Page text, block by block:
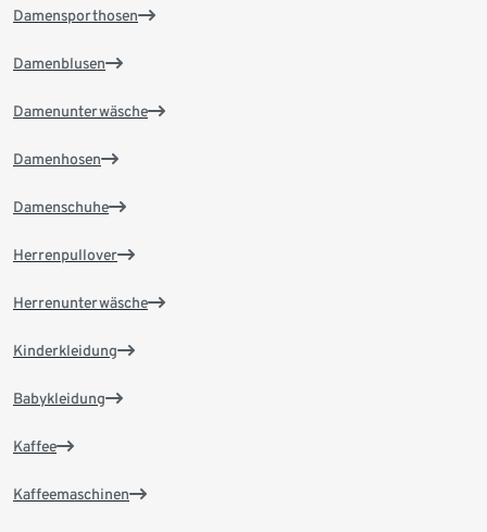
Damensporthosen
Damenblusen
Damenunterwäsche
Damenhosen
Damenschuhe
Herrenpullover
Herrenunterwäsche
Kinderkleidung
Babykleidung
Kaffee
Kaffeemaschinen